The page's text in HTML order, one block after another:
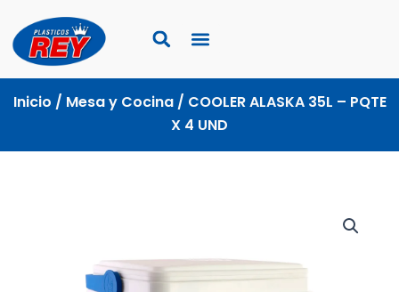
contenido
Inicio / Mesa y Cocina/ COOLER ALASKA 35L – PQTE
X 4 UND